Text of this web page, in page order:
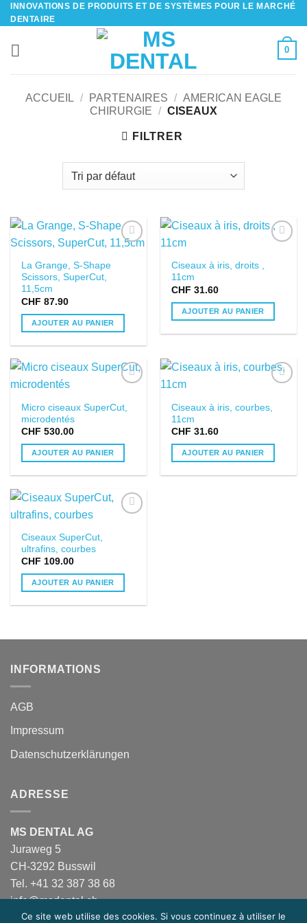
Passer
au
contenu
INNOVATIONS DE PRODUITS ET DE SYSTÈMES POUR LE MARCHÉ
DENTAIRE
0
ACCUEIL / PARTENAIRES / AMERICAN EAGLE
CHIRURGIE / CISEAUX
FILTRER
LISTE DE
SOUHAITS
La Grange, S-Shape
Scissors, SuperCut,
11,5cm
CHF 87.90
AJOUTER AU PANIER
LISTE DE
Ciseaux à iris, droits ,
11cm
CHF 31.60
AJOUTER AU PANIER
LISTE DE
Micro ciseaux SuperCut,
microdentés
CHF 530.00
AJOUTER AU PANIER
LISTE DE
Ciseaux à iris, courbes,
11cm
CHF 31.60
AJOUTER AU PANIER
LISTE DE
SOUHAITS
Ciseaux SuperCut,
ultrafins, courbes
CHF 109.00
AJOUTER AU PANIER
INFORMATIONS
AGB
Impressum
Datenschutzerklärungen
ADRESSE
MS DENTAL AG
Juraweg 5
CH-3292 Busswil
Tel. +41 32 387 38 68
info@msdental.ch
Ce site web utilise des cookies. Si vous continuez à utiliser le